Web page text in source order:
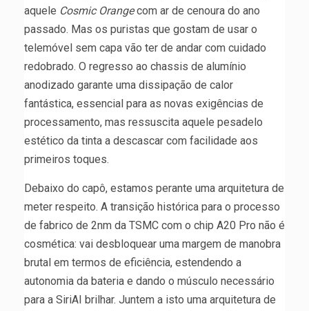
aquele Cosmic Orangecom ar de cenoura do ano
passado. Mas os puristas que gostam de usar o
telemóvel sem capa vão ter de andar com cuidado
redobrado. O regresso ao chassis de alumínio
anodizado garante uma dissipação de calor
fantástica, essencial para as novas exigências de
processamento, mas ressuscita aquele pesadelo
estético da tinta a descascar com facilidade aos
primeiros toques.
Debaixo do capô, estamos perante uma arquitetura de
meter respeito. A transição histórica para o processo
de fabrico de 2nm da TSMC com o chip A20 Pro não é
cosmética: vai desbloquear uma margem de manobra
brutal em termos de eficiência, estendendo a
autonomia da bateria e dando o músculo necessário
para a SiriAI brilhar. Juntem a isto uma arquitetura de